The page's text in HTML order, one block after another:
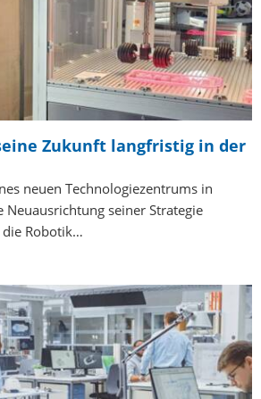
Zukunft langfristig in der
neuen Technologiezentrums in
Neuausrichtung seiner Strategie
die Robotik…